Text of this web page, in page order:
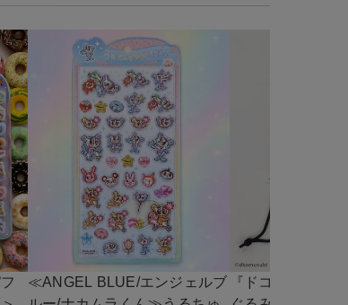
≪ANGEL BLUE/エンジェルブ
『ドコムス